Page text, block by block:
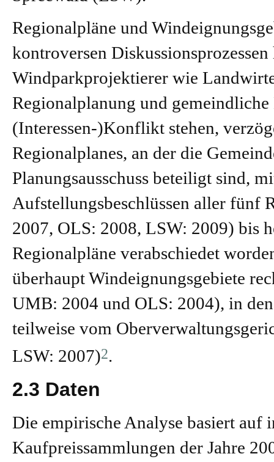
Regionalpläne und
kontroversen
Windparkprojektierer wie
Regionalplanung und
(Interessen-)Konflikt stehen,
Regionalplanes, an der die
Planungsausschuss beteiligt sind,
Aufstellungsbeschlüssen aller fünf
2007, OLS: 2008, LSW: 2009) bis
Regionalpläne verabschiedet
überhaupt Windeignungsgebiete
UMB: 2004 und OLS: 2004), in
teilweise vom
LSW: 2007)2.
2.3 Daten
Die empirische Analyse basiert
Kaufpreissammlungen der Jahre